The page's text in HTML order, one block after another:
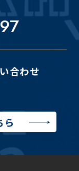
合わせ
ら